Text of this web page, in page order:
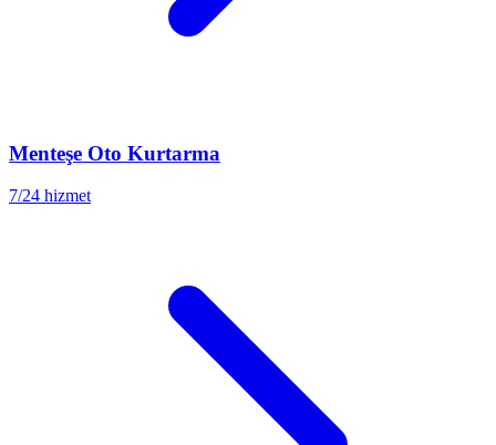
Menteşe Oto Kurtarma
7/24 hizmet